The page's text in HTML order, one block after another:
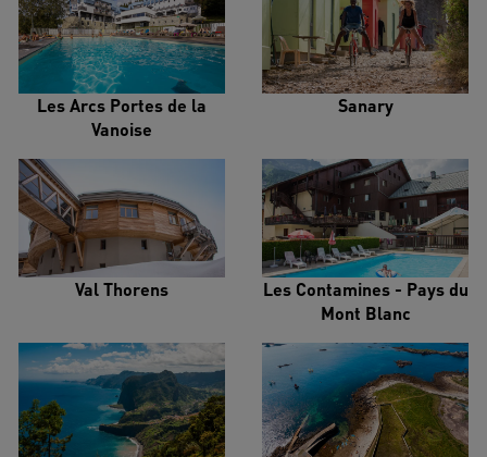
Les Arcs Portes de la
Vanoise
Sanary
Val Thorens
Les Contamines - Pays du
Mont Blanc